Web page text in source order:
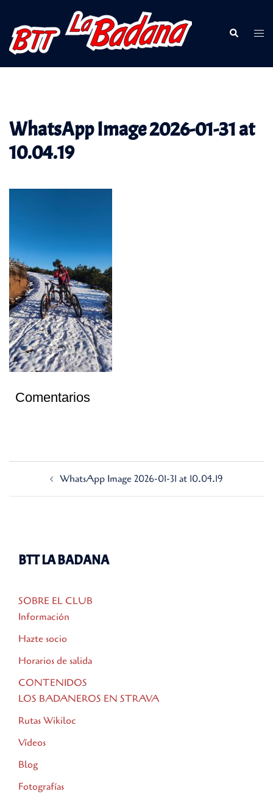
contenido
Buscar
WhatsApp Image 2026-01-31 at
10.04.19
Comentarios
WhatsApp Image 2026-01-31 at 10.04.19
BTT LA BADANA
SOBRE EL CLUB
Información
Hazte socio
Horarios de salida
CONTENIDOS
LOS BADANEROS EN STRAVA
Rutas Wikiloc
Vídeos
Blog
Fotografías